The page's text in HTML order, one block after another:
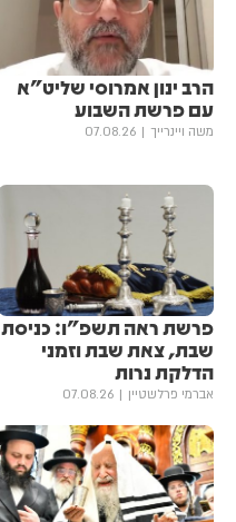
הרב ינון אמרוסי שליט"א
עם פרשת השבוע
משה ויינרייך 07.08.26
פרשת ראה תשפ"ו: כניסת
שבת, צאת שבת וזמני
הדלקת נרות
אברמי פרלשטיין 07.08.26